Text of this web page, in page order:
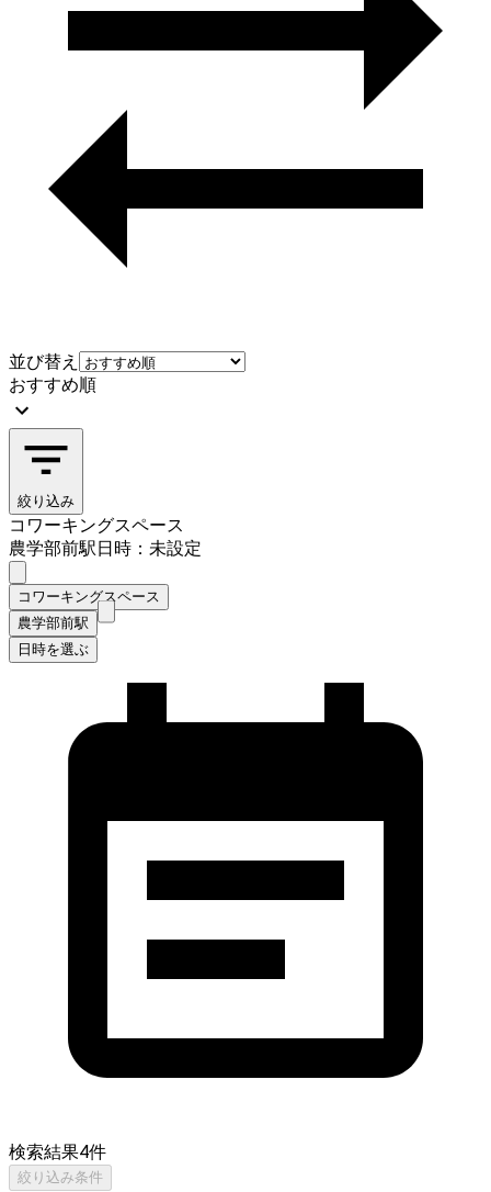
並び替え
おすすめ順
絞り込み
コワーキングスペース
農学部前駅日時：未設定
コワーキングスペース
農学部前駅
日時を選ぶ
検索結果4件
絞り込み条件